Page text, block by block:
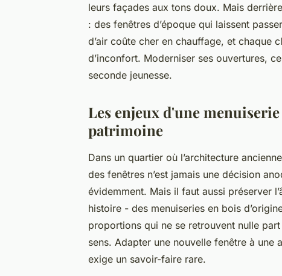
leurs façades aux tons doux. Mais
: des fenêtres d’époque qui laissent
d’air coûte cher en chauffage, et chaque
d’inconfort. Moderniser ses ouvertures,
seconde jeunesse.
Les enjeux d'une
patrimoine
Dans un quartier où l’architecture
des fenêtres n’est jamais une décision
évidemment. Mais il faut aussi préserver
histoire - des menuiseries en bois
proportions qui ne se retrouvent nulle
sens. Adapter une nouvelle fenêtre à une
exige un savoir-faire rare.